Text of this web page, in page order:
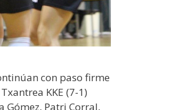
con paso firme
KKE (7-1)
Gómez, Patri Corral,